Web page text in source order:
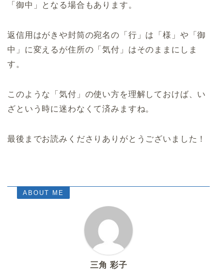
「御中」となる場合もあります。
返信用はがきや封筒の宛名の「行」は「様」や「御
中」に変えるが住所の「気付」はそのままにしま
す。
このような「気付」の使い方を理解しておけば、い
ざという時に迷わなくて済みますね。
最後までお読みくださりありがとうございました！
ABOUT ME
三角 彩子